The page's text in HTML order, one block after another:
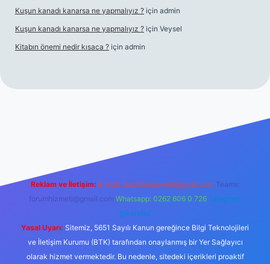
Kuşun kanadı kanarsa ne yapmalıyız ? için admin
Kuşun kanadı kanarsa ne yapmalıyız ? için Veysel
Kitabın önemi nedir kısaca ? için admin
Reklam ve İletişim: E-mail: backlinkpaneli@gmail.com Teams:
forumhizmeti@gmail.com Whatsapp: 0262 606 0 726 Telegram:
@karabul
Yasal Uyarı: Sitemiz, 5651 Sayılı Kanun gereğince Bilgi Teknolojileri
ve İletişim Kurumu (BTK) tarafından onaylanmış bir Yer Sağlayıcı
olarak hizmet vermektedir. Bu nedenle, sitedeki içerikleri proaktif